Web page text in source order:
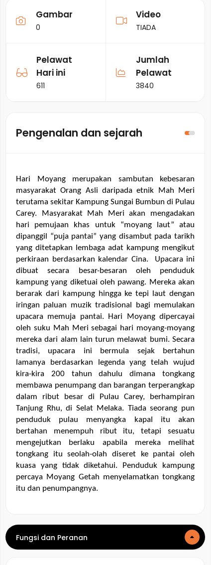
Gambar
0
Video
TIADA
Pelawat
Hari ini
611
Jumlah
Pelawat
3840
Pengenalan dan sejarah
Hari Moyang merupakan sambutan kebesaran
masyarakat Orang Asli daripada etnik Mah Meri
terutama sekitar Kampung Sungai Bumbun di Pulau
Carey. Masyarakat Mah Meri akan mengadakan
hari pemujaan khas untuk “moyang laut” atau
dipanggil “puja pantai” yang disambut pada tarikh
yang ditetapkan lembaga adat kampung mengikut
perkiraan berdasarkan kalendar Cina.  Upacara ini
dibuat secara besar-besaran oleh penduduk
kampung yang diketuai oleh pawang. Mereka akan
berarak dari kampung hingga ke tepi laut dengan
iringan paluan muzik tradisional bagi memulakan
upacara memuja pantai. Hari Moyang dipercayai
oleh suku Mah Meri sebagai hari moyang-moyang
mereka dari alam lain turun melawat bumi. Secara
tradisi, upacara ini bermula sejak bertahun
lamanya berdasarkan legenda yang telah wujud
kira-kira 200 tahun dahulu dimana tongkang
membawa penumpang dan barangan terperangkap
dalam ribut besar di Pulau Carey, berhampiran
Tanjung Rhu, di Selat Melaka. Tiada seorang pun
penduduk pulau menyangka kapal itu akan
bertahan menempuh ribut itu, tetapi sesuatu
mengejutkan berlaku apabila mereka melihat
tongkang itu seolah-olah diseret ke pantai oleh
kuasa yang tidak diketahui. Penduduk kampung
percaya Moyang Getah menyelamatkan tongkang
itu dan penumpangnya.
Fungsi dan Peranan